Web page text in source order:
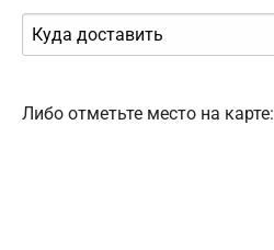
Либо отметьте место на карте: